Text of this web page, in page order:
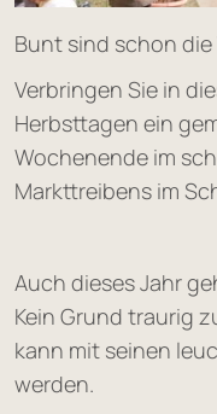
Bunt sind schon die
Verbringen Sie in
Herbsttagen ein
Wochenende im
Markttreibens im
Auch dieses Jahr
Kein Grund traurig
kann mit seinen
werden.